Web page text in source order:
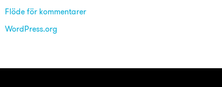
Flöde för kommentarer
WordPress.org